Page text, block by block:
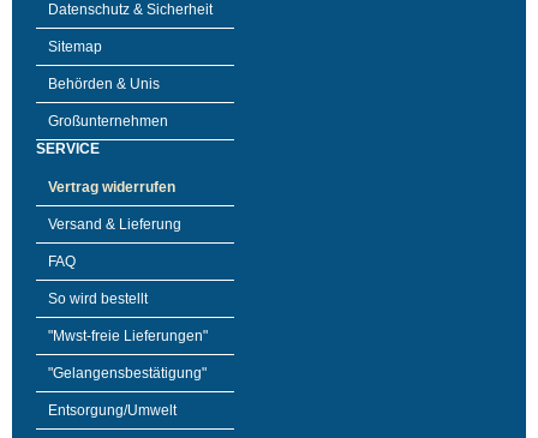
Datenschutz & Sicherheit
Sitemap
Behörden & Unis
Großunternehmen
SERVICE
Vertrag widerrufen
Versand & Lieferung
FAQ
So wird bestellt
"Mwst-freie Lieferungen"
"Gelangensbestätigung"
Entsorgung/Umwelt